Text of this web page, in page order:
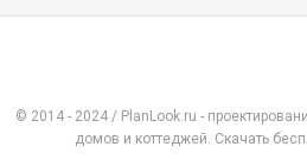
© 2014 - 2024 / PlanLook.ru -
домов и коттеджей. Скачать